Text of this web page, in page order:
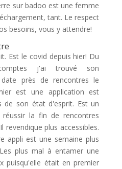
sur badoo est une femme
tant. Le respect
besoins, vous y attendre!
Est le covid depuis hier! Du
j'ai trouvé son
près de rencontres le
est une application est
de son état d'esprit. Est un
la fin de rencontres
revendique plus accessibles.
appli est une semaine plus
plus mal à entamer une
puisqu'elle était en premier